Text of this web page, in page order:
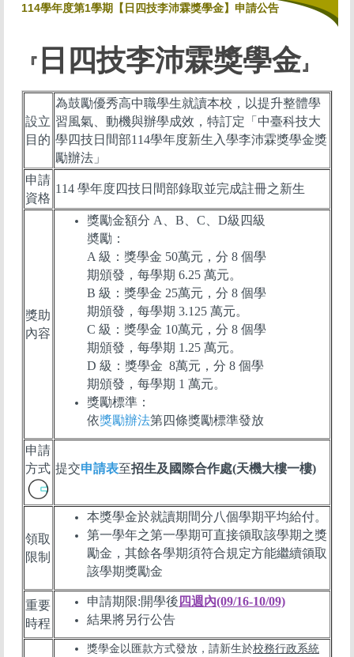
114學年度第1學期【日四技李沛霖獎學金】申請公告
『 日四技李沛霖獎學金』
設立
目的
為鼓勵優秀高中職學生就讀本校，以提升整體學
習風氣、動機與辦學成效，特訂定「中臺科技大
學四技日間部114學年度新生入學李沛霖獎學金獎
勵辦法」
申請
資格
114 學年度四技日間部錄取並完成註冊之新生
獎助
內容
獎勵金額分 A B C D級四級
奬勵：
A 級：獎學金 50萬元，分 8 個學
期頒發，每學期 6.25 萬元。
B 級：獎學金 25萬元，分 8 個學
期頒發，每學期 3.125 萬元。
C 級：獎學金 10萬元，分 8 個學
期頒發，每學期 1.25 萬元。
D 級：獎學金 8萬元，分 8 個學
期頒發，每學期 1 萬元。
獎勵標準：
依獎勵辦法第四條獎勵標準發放
申請
方式 提交申請表至招生及國際合作處(天機大樓一樓)
領取
限制
本獎學金於就讀期間分八個學期平均給付。
第一學年之第一學期可直接領取該學期之獎
勵金，其餘各學期須符合規定方能繼續領取
該學期獎勵金
重要
時程
申請期限:開學後 四週內(09/16-10/09)
結果將另行公告
獎學金以匯款方式發放，請新生於校務行政系統